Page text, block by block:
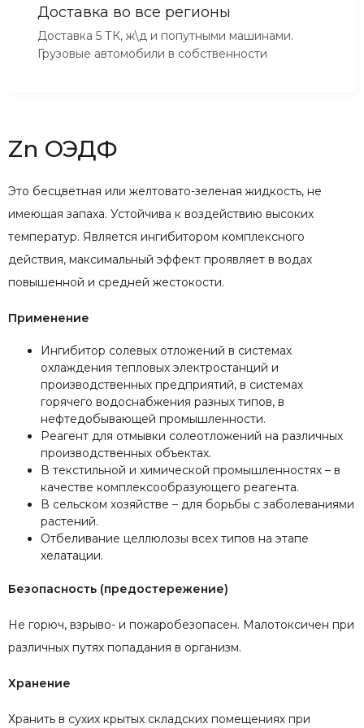
Доставка во все регионы
Доставка 5 ТК, ж\д и попутными машинами.
Грузовые автомобили в собственности
Zn ОЭДФ
Это бесцветная или желтовато-зеленая жидкость, не
имеющая запаха. Устойчива к воздействию высоких
температур. Является ингибитором комплексного
действия, максимальный эффект проявляет в водах
повышенной и средней жестокости.
Применение
Ингибитор солевых отложений в системах
охлаждения тепловых электростанций и
производственных предприятий, в системах
горячего водоснабжения разных типов, в
нефтедобывающей промышленности.
Реагент для отмывки солеотложений на различных
производственных объектах.
В текстильной и химической промышленностях – в
качестве комплексообразующего реагента.
В сельском хозяйстве – для борьбы с заболеваниями
растений.
Отбеливание целлюлозы всех типов на этапе
хелатации.
Безопасность (предостережение)
Не горюч, взрыво- и пожаробезопасен. Малотоксичен при
различных путях попадания в организм.
Хранение
Хранить в сухих крытых складских помещениях при